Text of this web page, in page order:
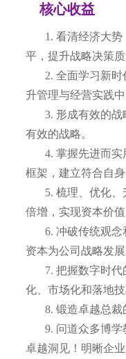
核心收益
1. 看清经济大势
平，提升战略决策质
2. 全面学习新时
升管理与经营实践
3. 形成有效的
有效的战略。
4. 掌握先进而实
框架，建立符合自身
5. 梳理、优化、
倍增，实现资本价值
6. 冲破传统观念
资本为公司战略发展
7. 把握数字时代
化、市场化和落地
8. 锻造卓越总裁
9. 问道众多博学
卓越洞见！ 明晰企